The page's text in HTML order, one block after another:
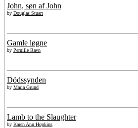
John, søn af John
by Douglas Stuart
Gamle løgne
by Pernille Ravn
Dödssynden
by Maria Grund
Lamb to the Slaughter
by Karen Ann Hopkins